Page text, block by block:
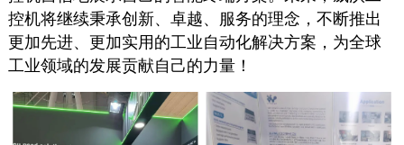
控机将继续秉承创新、卓越、服务的理念，不断推出
更加先进、更加实用的工业自动化解决方案，为全球
工业领域的发展贡献自己的力量！